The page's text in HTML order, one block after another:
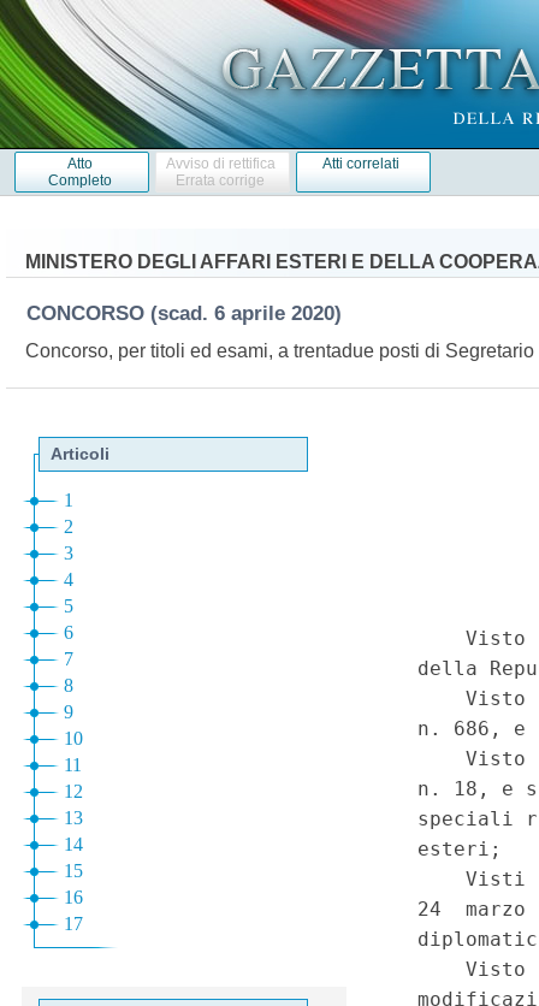
Atto
Completo
Avviso di rettifica
Errata corrige
Atti correlati
MINISTERO DEGLI AFFARI ESTERI E DELLA
CONCORSO (scad. 6 aprile 2020)
Concorso, per titoli ed esami, a trentadue posti di